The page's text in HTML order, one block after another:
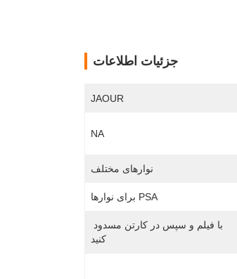
جزئیات اطلاعات
JAOUR
NA
نوارهای مختلف
PSA برای نوارها
کنید